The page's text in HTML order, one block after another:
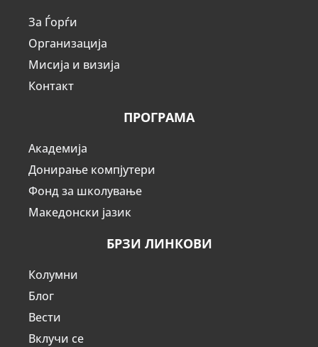
За Ѓорѓи
Организација
Мисија и визија
Контакт
ПРОГРАМА
Академија
Донирање компјутери
Фонд за школување
Македонски јазик
БРЗИ ЛИНКОВИ
Колумни
Блог
Вести
Вклучи се